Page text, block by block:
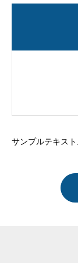
CAREER
サンプルテキスト